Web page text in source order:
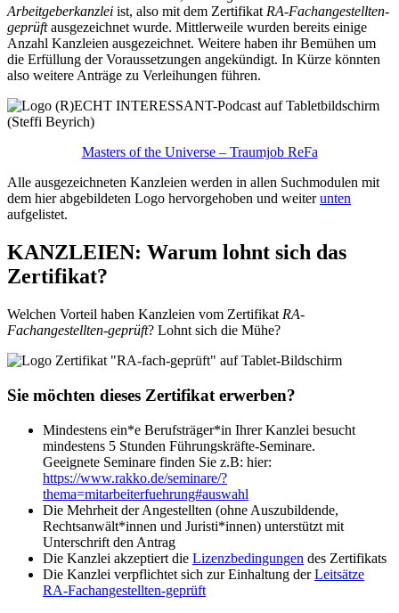
Arbeitgeberkanzlei ist, also mit dem Zertifikat RA-Fachangestellten-
geprüftausgezeichnet wurde. Mittlerweile wurden bereits einige
Anzahl Kanzleien ausgezeichnet. Weitere haben ihr Bemühen um
die Erfüllung der Voraussetzungen angekündigt. In Kürze könnten
also weitere Anträge zu Verleihungen führen.
Masters of the Universe – Traumjob ReFa
Alle ausgezeichneten Kanzleien werden in allen Suchmodulen mit
dem hier abgebildeten Logo hervorgehoben und weiterunten
aufgelistet.
KANZLEIEN: Warum lohnt sich das
Zertifikat?
Welchen Vorteil haben Kanzleien vom Zertifikat RA-
Fachangestellten-geprüft? Lohnt sich die Mühe?
Sie möchten dieses Zertifikat erwerben?
Mindestens ein*e Berufsträger*in Ihrer Kanzlei besucht
mindestens 5 Stunden Führungskräfte-Seminare.
Geeignete Seminare finden Sie z.B: hier:
https://www.rakko.de/seminare/?
thema=mitarbeiterfuehrung#auswahl
Die Mehrheit der Angestellten (ohne Auszubildende,
Rechtsanwält*innen und Juristi*innen) unterstützt mit
Unterschrift den Antrag
Die Kanzlei akzeptiert die Lizenzbedingungen des Zertifikats
Die Kanzlei verpflichtet sich zur Einhaltung derLeitsätze
RA-Fachangestellten-geprüft